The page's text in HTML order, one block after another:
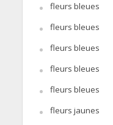
fleurs bleues
fleurs bleues
fleurs bleues
fleurs bleues
fleurs bleues
fleurs jaunes